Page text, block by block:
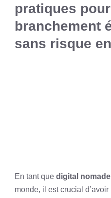
pratiques
branchement
sans risque
En tant que digital nomade
monde, il est crucial